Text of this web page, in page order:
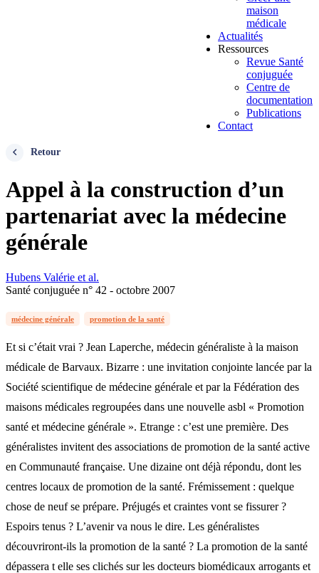
maison
médicale
Actualités
Ressources
Revue Santé
conjuguée
Centre de
documentation
Publications
Contact
Retour
Appel à la construction d’un
partenariat avec la médecine
générale
Hubens Valérie et al.
Santé conjuguée n° 42 - octobre 2007
médecine générale promotion de la santé
Et si c’était vrai ? Jean Laperche, médecin généraliste à la maison
médicale de Barvaux. Bizarre : une invitation conjointe lancée par la
Société scientifique de médecine générale et par la Fédération des
maisons médicales regroupées dans une nouvelle asbl « Promotion
santé et médecine générale ». Etrange : c’est une première. Des
généralistes invitent des associations de promotion de la santé active
en Communauté française. Une dizaine ont déjà répondu, dont les
centres locaux de promotion de la santé. Frémissement : quelque
chose de neuf se prépare. Préjugés et craintes vont se fissurer ?
Espoirs tenus ? L’avenir va nous le dire. Les généralistes
découvriront-ils la promotion de la santé ? La promotion de la santé
dépassera t elle ses clichés sur les docteurs biomédicaux arrogants et